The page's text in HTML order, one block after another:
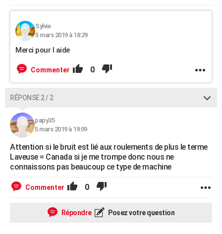
Sylvie
5 mars 2019 à 18:29
Merci pour l aide
Commenter 0
RÉPONSE 2 / 2
papy35
5 mars 2019 à 19:09
Attention si le bruit est lié aux roulements de plus le terme
Laveuse = Canada si je me trompe donc nous ne
connaissons pas beaucoup ce type de machine
Commenter 0
Répondre Posez votre question